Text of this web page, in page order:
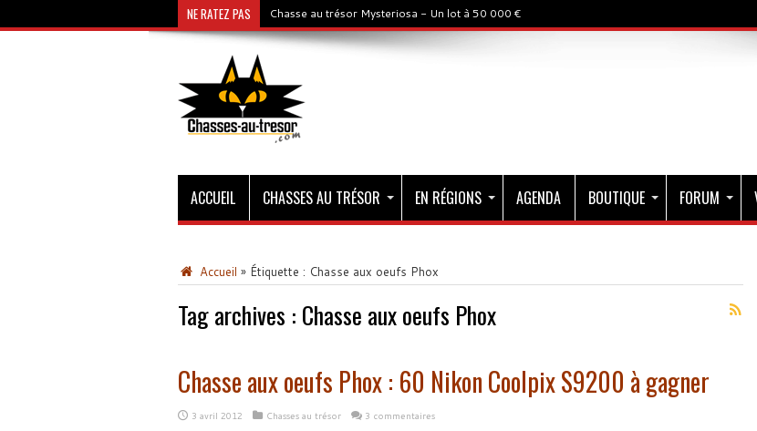
NE RATEZ PAS Chasse au trésor Mysteriosa - Un lot à 50 000 €
ACCUEIL CHASSES AU TRÉSOR EN RÉGIONS AGENDA BOUTIQUE FORUM
Accueil » Étiquette : Chasse aux oeufs Phox
Tag archives : Chasse aux oeufs Phox
Chasse aux oeufs Phox : 60 Nikon Coolpix S9200 à gagner
3 avril 2012 Chasses au trésor 3 commentaires